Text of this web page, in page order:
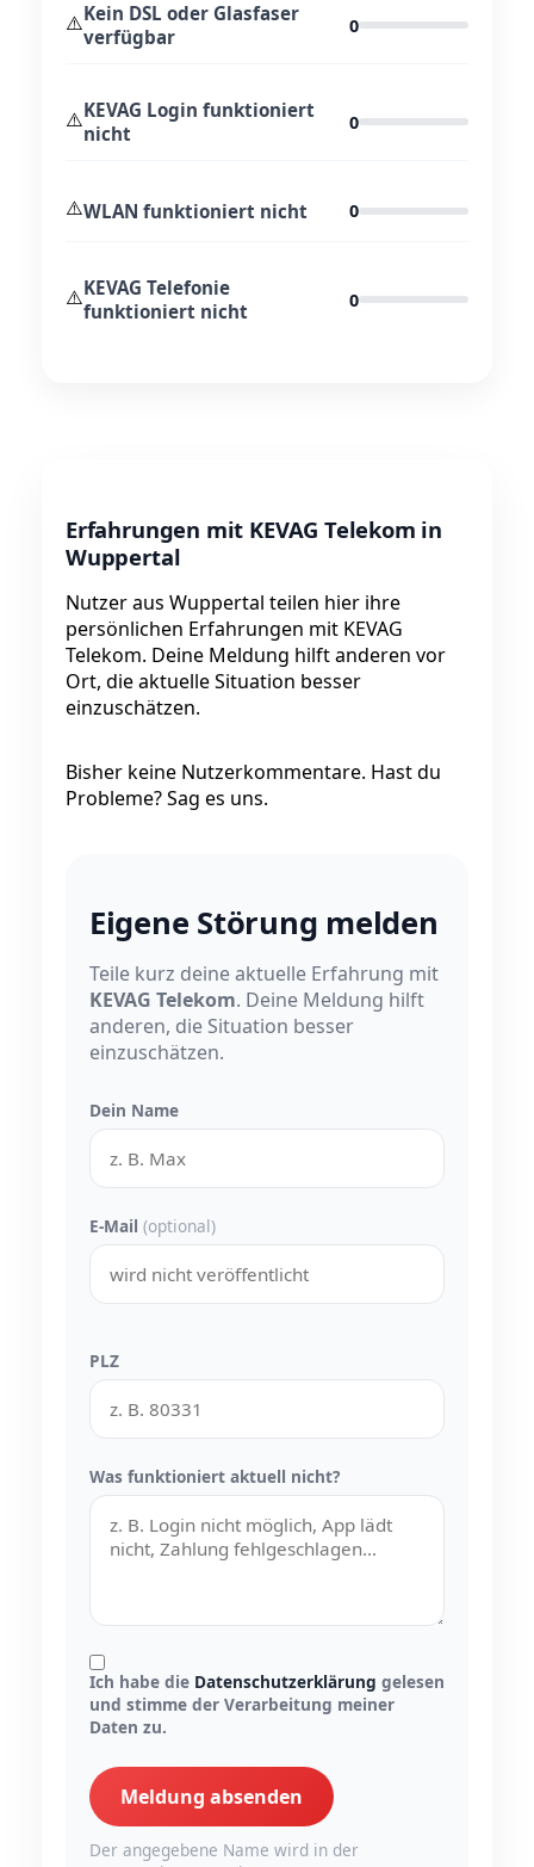
⚠️Kein DSL oder Glasfaser
verfügbar
0
⚠️KEVAG Login funktioniert
nicht
0
⚠️WLAN funktioniert nicht 0
⚠️KEVAG Telefonie
funktioniert nicht
0
Erfahrungen mit KEVAG Telekom in
Wuppertal
Nutzer aus Wuppertal teilen hier ihre
persönlichen Erfahrungen mit KEVAG
Telekom. Deine Meldung hilft anderen vor
Ort, die aktuelle Situation besser
einzuschätzen.
Bisher keine Nutzerkommentare. Hast du
Probleme? Sag es uns.
Eigene Störung melden
Teile kurz deine aktuelle Erfahrung mit
KEVAG Telekom. Deine Meldung hilft
anderen, die Situation besser
einzuschätzen.
Dein Name
E-Mail (optional)
PLZ
Was funktioniert aktuell nicht?
Ich habe die Datenschutzerklärung gelesen
und stimme der Verarbeitung meiner
Daten zu.
Meldung absenden
Der angegebene Name wird in der